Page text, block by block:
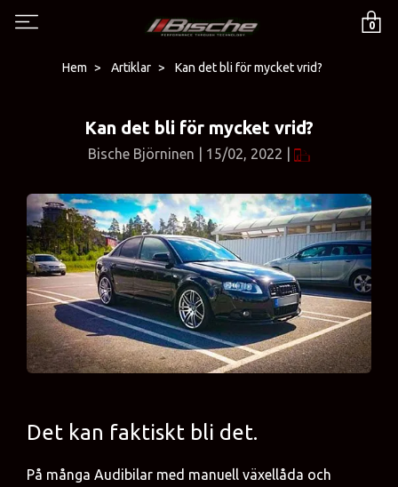
0
Hem Artiklar Kan det bli för mycket vrid?
Kan det bli för mycket vrid?
Bische Björninen 15/02, 2022
Det kan faktiskt bli det.
På många Audibilar med manuell växellåda och